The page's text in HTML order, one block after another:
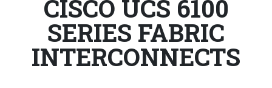
CISCO UCS 6100
SERIES FABRIC
INTERCONNECTS